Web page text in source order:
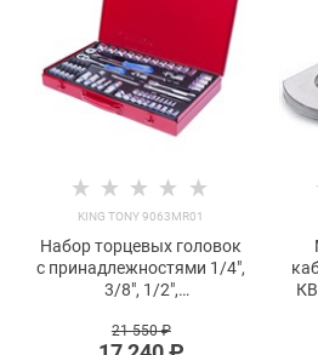
KING TONY 9063MR01
Набор торцевых головок
с принадлежностями 1/4",
3/8", 1/2",
мм, 62 предмета KING
21 550 ₽